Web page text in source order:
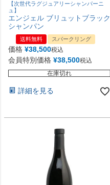
【次世代ラグジュアリーシャンパーニ
ュ】
エンジェル ブリュットブラック
シャンパン
送料無料 スパークリング
価格 ¥38,500税込
会員特別価格 ¥38,500税込
在庫切れ
詳細を見る